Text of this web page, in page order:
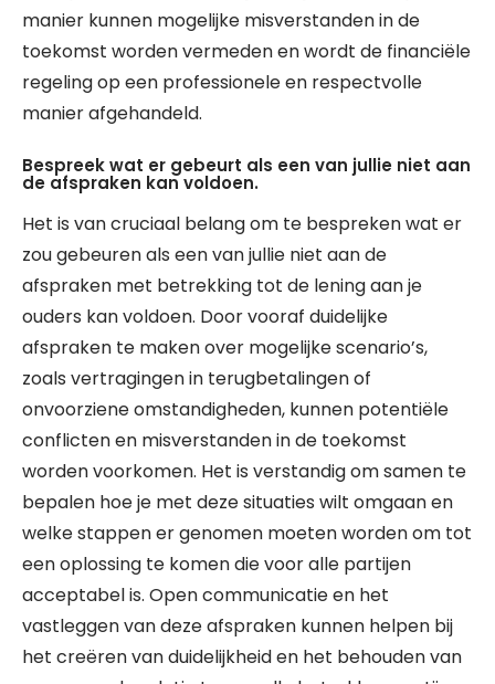
manier kunnen mogelijke misverstanden in de
toekomst worden vermeden en wordt de financiële
regeling op een professionele en respectvolle
manier afgehandeld.
Bespreek wat er gebeurt als een van jullie niet aan
de afspraken kan voldoen.
Het is van cruciaal belang om te bespreken wat er
zou gebeuren als een van jullie niet aan de
afspraken met betrekking tot de lening aan je
ouders kan voldoen. Door vooraf duidelijke
afspraken te maken over mogelijke scenario’s,
zoals vertragingen in terugbetalingen of
onvoorziene omstandigheden, kunnen potentiële
conflicten en misverstanden in de toekomst
worden voorkomen. Het is verstandig om samen te
bepalen hoe je met deze situaties wilt omgaan en
welke stappen er genomen moeten worden om tot
een oplossing te komen die voor alle partijen
acceptabel is. Open communicatie en het
vastleggen van deze afspraken kunnen helpen bij
het creëren van duidelijkheid en het behouden van